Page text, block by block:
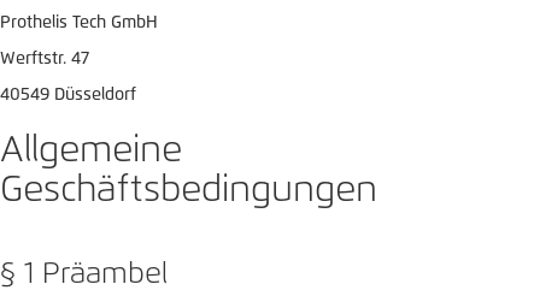
Prothelis Tech GmbH
Werftstr. 47
40549 Düsseldorf
Allgemeine
Geschäftsbedingungen
§ 1 Präambel